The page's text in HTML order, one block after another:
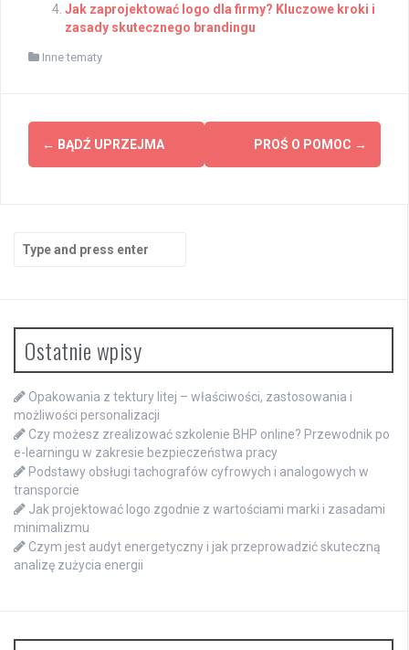
Jak zaprojektować logo dla firmy? Kluczowe kroki i
zasady skutecznego brandingu
Inne tematy
Post
navigation
← BĄDŹ UPRZEJMA PROŚ O POMOC →
Search
for:
Ostatnie wpisy
Opakowania z tektury litej – właściwości, zastosowania i
możliwości personalizacji
Czy możesz zrealizować szkolenie BHP online? Przewodnik po
e-learningu w zakresie bezpieczeństwa pracy
Podstawy obsługi tachografów cyfrowych i analogowych w
transporcie
Jak projektować logo zgodnie z wartościami marki i zasadami
minimalizmu
Czym jest audyt energetyczny i jak przeprowadzić skuteczną
analizę zużycia energii